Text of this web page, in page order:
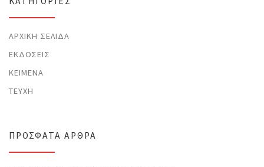
ΑΡΧΙΚΉ ΣΕΛΊΔΑ
ΕΚΔΌΣΕΙΣ
ΚΕΊΜΕΝΑ
ΤΕΎΧΗ
ΠΡΌΣΦΑΤΑ ΆΡΘΡΑ